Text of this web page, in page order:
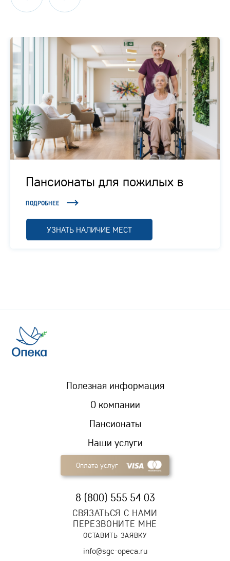
Пансионаты для пожилых в
Подмосковье
ПОДРОБНЕЕ
УЗНАТЬ НАЛИЧИЕ МЕСТ
Пансионаты
Наши услуги
Полезная информация
О компании
Оплата услуг
8 (800) 555 54 03
СВЯЗАТЬСЯ С НАМИ
ПЕРЕЗВОНИТЕ МНЕ
ОСТАВИТЬ ЗАЯВКУ
info@sgc-opeca.ru